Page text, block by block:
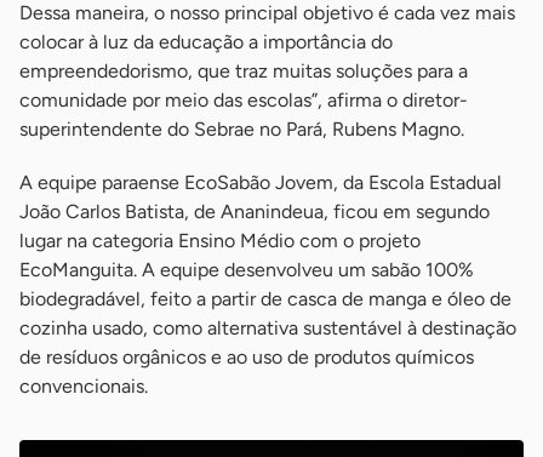
Dessa maneira, o nosso principal objetivo é cada vez mais
colocar à luz da educação a importância do
empreendedorismo, que traz muitas soluções para a
comunidade por meio das escolas”, afirma o diretor-
superintendente do Sebrae no Pará, Rubens Magno.
A equipe paraense EcoSabão Jovem, da Escola Estadual
João Carlos Batista, de Ananindeua, ficou em segundo
lugar na categoria Ensino Médio com o projeto
EcoManguita. A equipe desenvolveu um sabão 100%
biodegradável, feito a partir de casca de manga e óleo de
cozinha usado, como alternativa sustentável à destinação
de resíduos orgânicos e ao uso de produtos químicos
convencionais.